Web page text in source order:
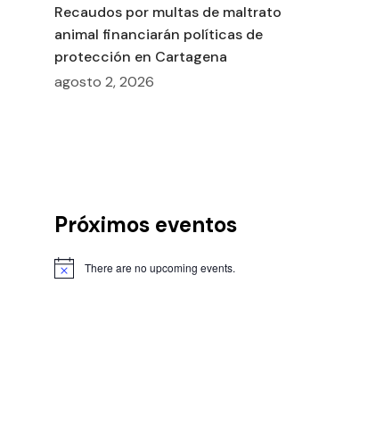
Recaudos por multas de maltrato
animal financiarán políticas de
protección en Cartagena
agosto 2, 2026
Próximos eventos
There are no upcoming events.